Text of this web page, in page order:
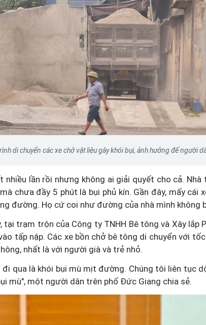
di chuyển các xe chở vật liệu gây khói bụi, ảnh hưởng đế người
nhiều lần rồi nhưng không ai giải quyết cho cả.
chưa đầy 5 phút là bụi phủ kín. Gần đây, mấy cái
đường. Họ cứ coi như đường của nhà mình không
tại trạm trộn của Công ty TNHH Bê tông và Xây lắp
tấp nập. Các xe bồn chở bê tông di chuyển với
nhất là với người già và trẻ nhỏ.
đi qua là khói bụi mù mịt đường. Chúng tôi liên tục
mù", một người dân trên phố Đức Giang chia sẻ.
những quán game
bất chấp lệnh cấm
Những
"đòn gánh